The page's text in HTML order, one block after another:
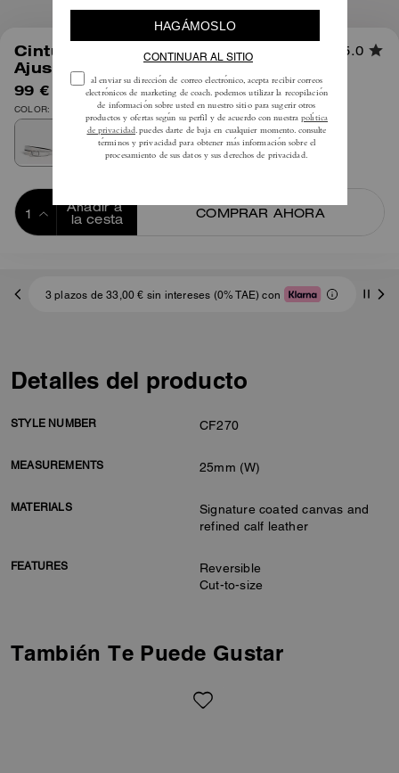
Cinturón Reversible Clásico
Ajustable Con Hebilla, 25 mm
5.0
99 € 150 €
COLOR: Plata/Tiza
Añadir a
la cesta
COMPRAR AHORA
3 plazos de 33,00 € sin intereses (0% TAE) con
Detalles del producto
STYLE NUMBER CF270
MEASUREMENTS 25mm (W)
MATERIALS
Signature coated canvas and
refined calf leather
FEATURES
Reversible
Cut-to-size
También Te Puede Gustar